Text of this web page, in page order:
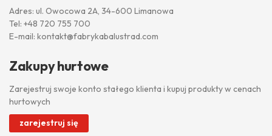
Adres: ul. Owocowa 2A, 34-600 Limanowa
Tel: +48 720 755 700
E-mail: kontakt@fabrykabalustrad.com
Zakupy hurtowe
Zarejestruj swoje konto stałego klienta i kupuj produkty w cenach
hurtowych
zarejestruj się